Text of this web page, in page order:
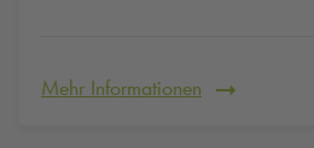
Mehr Informationen